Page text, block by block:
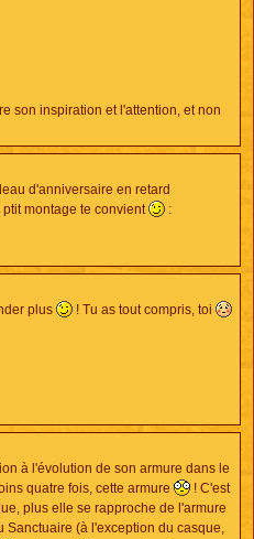
son inspiration et l'attention, et non
d'anniversaire en retard
montage te convient
:
plus
! Tu as tout compris, toi
à l'évolution de son armure dans le
quatre fois, cette armure
! C'est
plus elle se rapproche de l'armure
Sanctuaire (à l'exception du casque,